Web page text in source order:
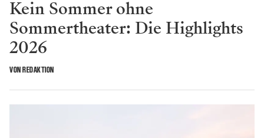
Kein Sommer ohne
Sommertheater: Die Highlights
2026
VON REDAKTION